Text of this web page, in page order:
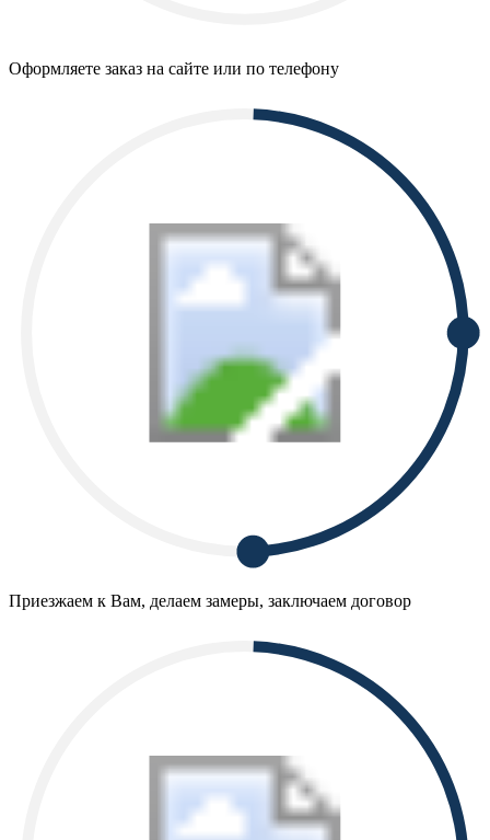
Оформляете заказ на сайте или по телефону
Приезжаем к Вам, делаем замеры, заключаем договор